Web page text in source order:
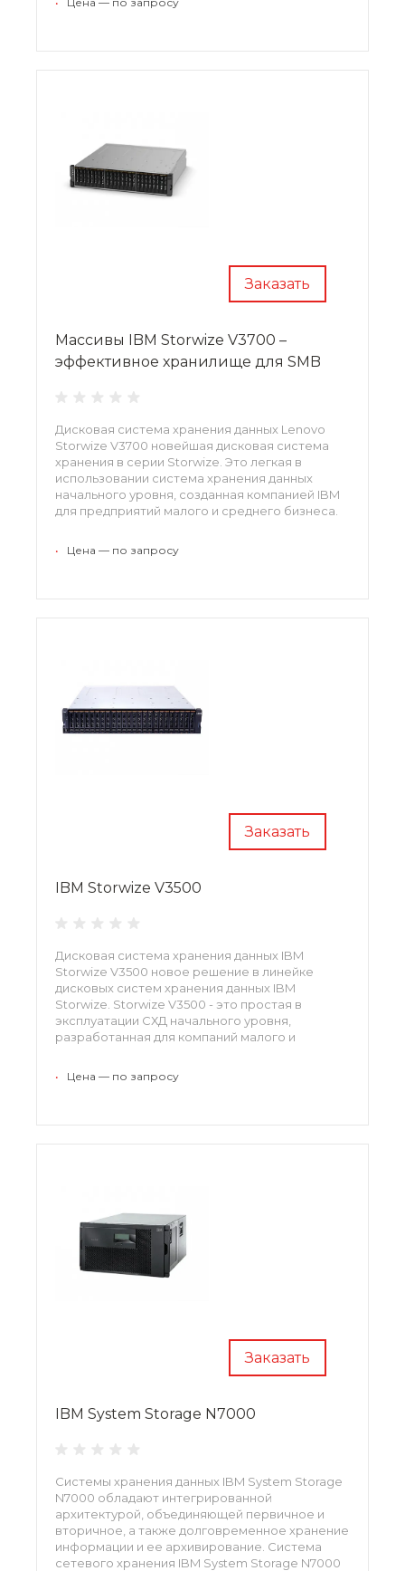
защиты информации.172622X, 172621X
Заказать
Массивы IBM Storwize V3700 –
эффективное хранилище для SMB
Дисковая система хранения данных Lenovo
Storwize V3700 новейшая дисковая система
хранения в серии Storwize. Это легкая в
использовании система хранения данных
начального уровня, созданная компанией IBM
для предприятий малого и среднего бизнеса.
• Цена — по запросу
Заказать
IBM Storwize V3500
Дисковая система хранения данных IBM
Storwize V3500 новое решение в линейке
дисковых систем хранения данных IBM
Storwize. Storwize V3500 - это простая в
эксплуатации СХД начального уровня,
разработанная для компаний малого и
• Цена — по запросу
Заказать
IBM System Storage N7000
Системы хранения данных IBM System Storage
N7000 обладают интегрированной
архитектурой, объединяющей первичное и
вторичное, а также долговременное хранение
информации и ее архивирование. Система
сетевого хранения IBM System Storage N7000